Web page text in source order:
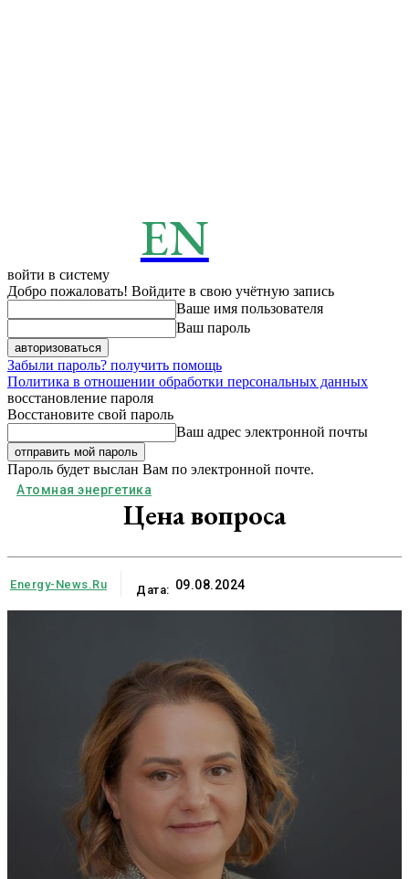
EN
войти в систему
Добро пожаловать! Войдите в свою учётную запись
Ваше имя пользователя
Ваш пароль
Забыли пароль? получить помощь
Политика в отношении обработки персональных данных
восстановление пароля
Восстановите свой пароль
Ваш адрес электронной почты
Пароль будет выслан Вам по электронной почте.
Атомная энергетика
Цена вопроса
Energy-News.ru Дата: 09.08.2024